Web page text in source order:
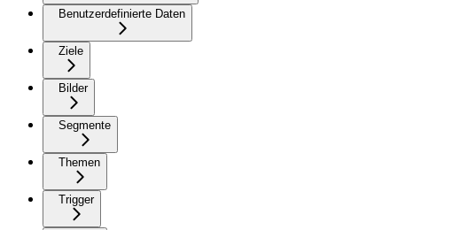
Benutzerdefinierte Daten
Ziele
Bilder
Segmente
Themen
Trigger